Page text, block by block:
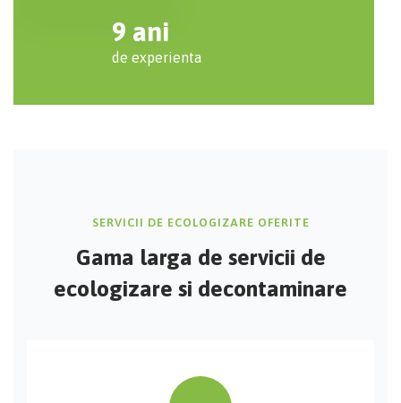
9 ani
de experienta
SERVICII DE ECOLOGIZARE OFERITE
Gama larga de servicii de
ecologizare si decontaminare